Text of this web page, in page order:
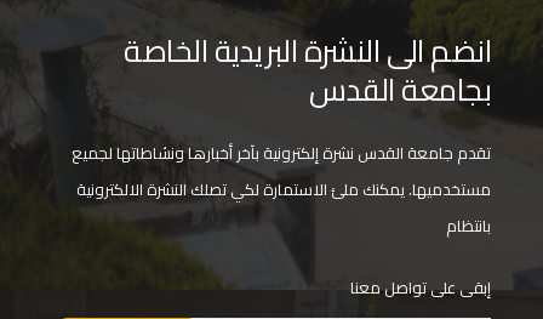
انضم الى النشرة البريدية الخاصة
بجامعة القدس
تقدم جامعة القدس نشرة إلكترونية بآخر أخبارها ونشاطاتها لجميع
مستخدميها. يمكنك ملئ الاستمارة لكي تصلك النشرة الالكترونية
بانتظام
إبقى على تواصل معنا